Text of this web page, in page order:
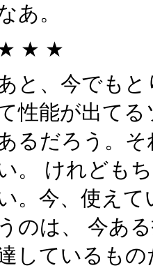
あ。
★ ★
と、今でも
性能が出て
るだろう。
。 けれども
。今、使え
うのは、 今あ
しているも